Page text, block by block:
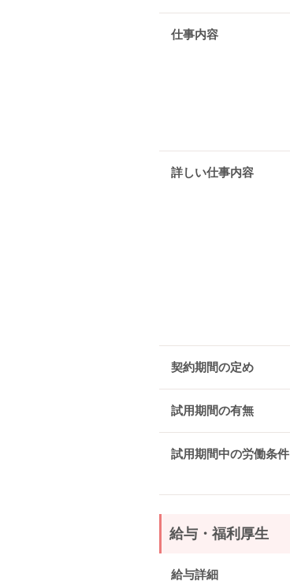
仕事内容
詳しい仕事内容
契約期間の定め
試用期間の有無
試用期間中の労働条件
給与・福利厚生
給与詳細